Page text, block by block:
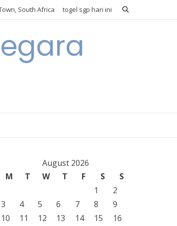
South Africa togel sgp hari ini
August 2026
M
T W T F S
S
1
2
3
4 5 6 7 8
9
10
11 12 13 14 15
16